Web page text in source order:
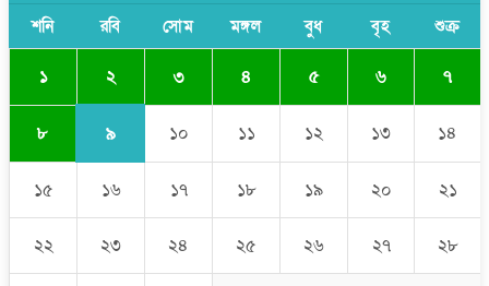
ভারতের পূর্ব সীমান্তে এখন ‘আরেকটি পাকিস্তান’ গড়ে উঠেছে: সজীব
ওয়াজেদ জয়
শনি রবি সোম মঙ্গল বুধ বৃহ শুক্র
১ ২ ৩ ৪ ৫ ৬ ৭
৮ ৯ ১০ ১১ ১২ ১৩ ১৪
১৫ ১৬ ১৭ ১৮ ১৯ ২০ ২১
২২ ২৩ ২৪ ২৫ ২৬ ২৭ ২৮